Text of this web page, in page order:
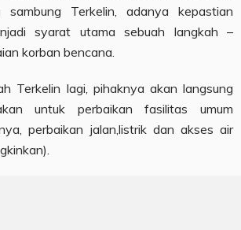
sambung Terkelin, adanya kepastian
syarat utama sebuah langkah –
korban bencana.
Terkelin lagi, pihaknya akan langsung
untuk perbaikan fasilitas umum
perbaikan jalan,listrik dan akses air